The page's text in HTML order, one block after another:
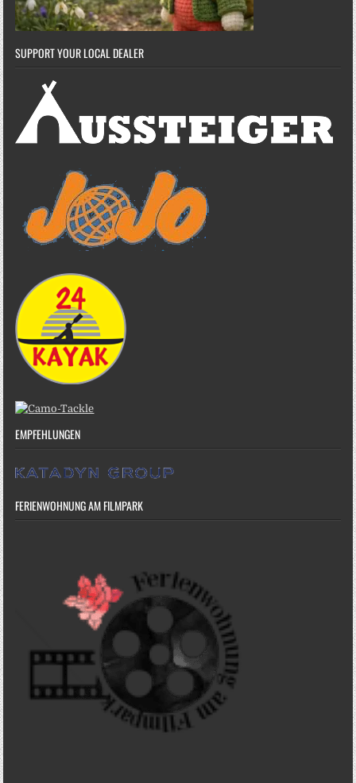
SUPPORT YOUR LOCAL DEALER
EMPFEHLUNGEN
FERIENWOHNUNG AM FILMPARK